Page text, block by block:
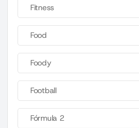
Fitness
Food
Foody
Football
Fórmula 2